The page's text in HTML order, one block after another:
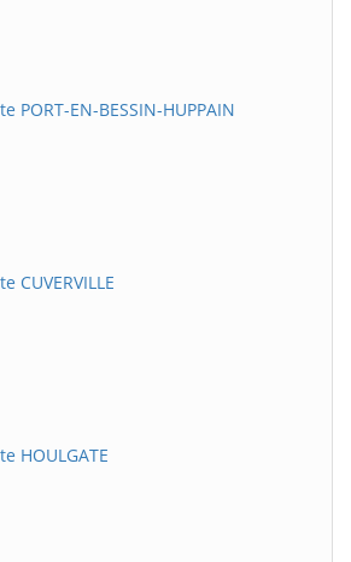
PORT-EN-BESSIN-HUPPAIN
CUVERVILLE
HOULGATE